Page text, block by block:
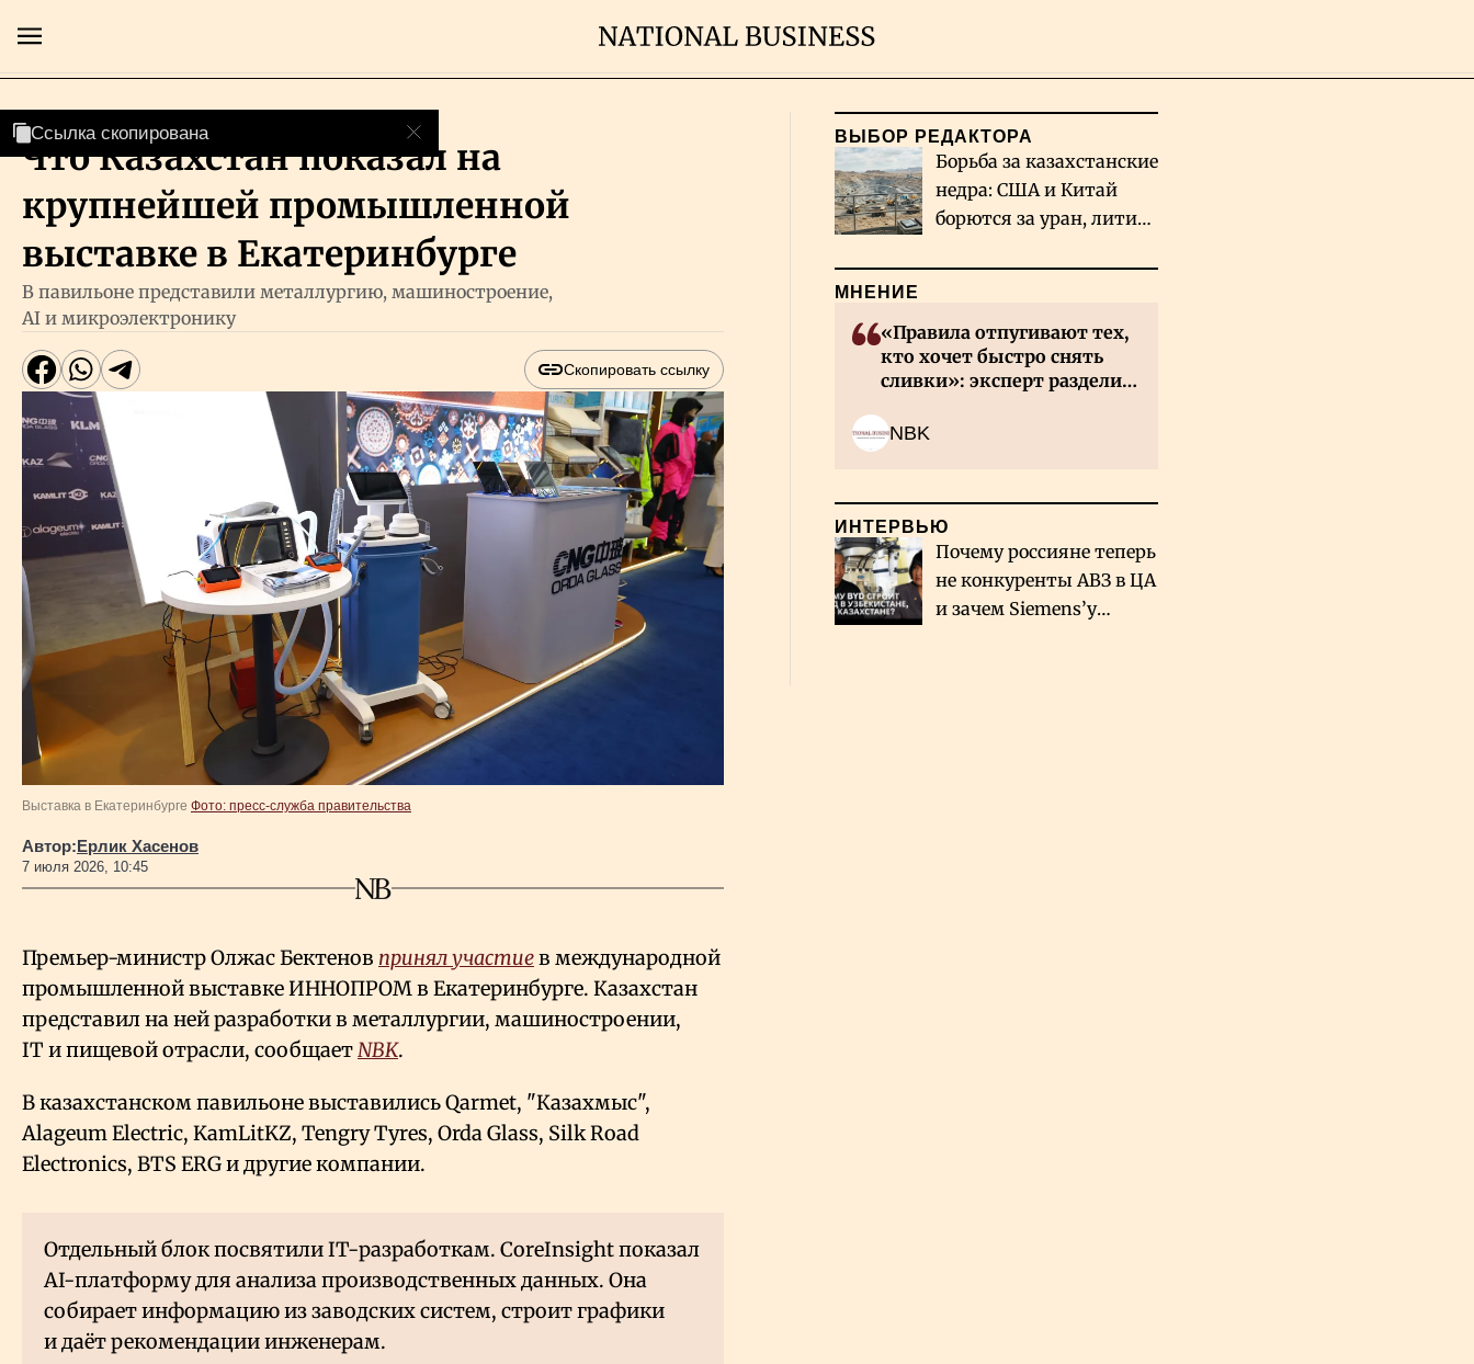
Главная
Экономика
Бизнес
Рынки
Технологии
Власть
Геополитика
Исследования
Люди
Life & Arts
Все новости
Власть
Что Казахстан показал на
крупнейшей промышленной
выставке в Екатеринбурге
В павильоне представили металлургию, машиностроение,
AI и микроэлектронику
Скопировать ссылку
Ссылка скопирована
Выставка в Екатеринбурге Фото: пресс-служба правительства
Автор: Ерлик Хасенов
7 июля 2026, 10:45
Премьер-министр Олжас Бектенов принял участиев международной
промышленной выставке ИННОПРОМ в Екатеринбурге. Казахстан
представил на ней разработки в металлургии, машиностроении,
IT и пищевой отрасли, сообщаетNBK.
В казахстанском павильоне выставились Qarmet, "Казахмыс",
Alageum Electric, KamLitKZ, Tengry Tyres, Orda Glass, Silk Road
Electronics, BTS ERG и другие компании.
Отдельный блок посвятили IT-разработкам. CoreInsight показал
AI-платформу для анализа производственных данных. Она
собирает информацию из заводских систем, строит графики
и даёт рекомендации инженерам.
ВЫБОР РЕДАКТОРА
Борьба за казахстанские
недра: США и Китай
борются за уран, литий
МНЕНИЕ
«Правила отпугивают тех,
кто хочет быстро снять
сливки»: эксперт разделил
NBK
ИНТЕРВЬЮ
Почему россияне теперь
не конкуренты АВЗ в ЦА
и зачем Siemens’у
Ссылка скопирована